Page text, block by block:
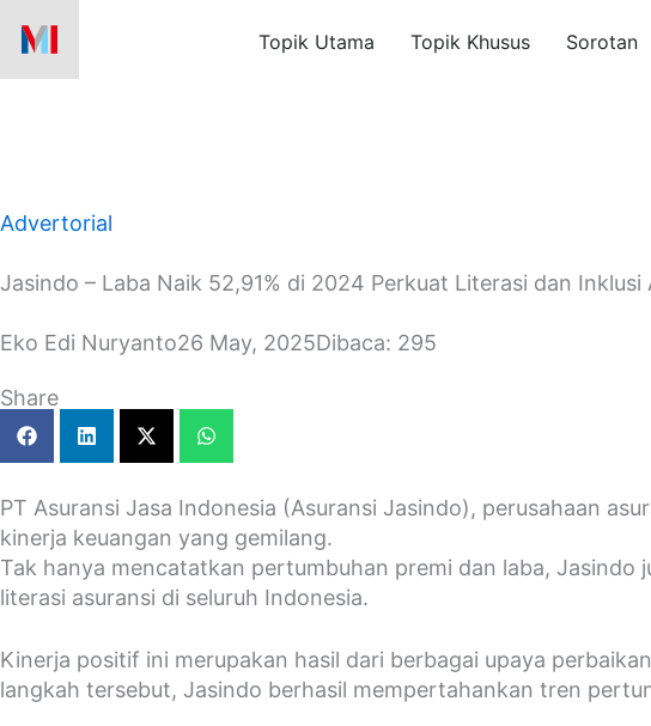
content
Topik Utama Topik Khusus Sorotan
Advertorial
Jasindo – Laba Naik 52,91% di 2024 Perkuat Literasi dan Inklusi
Eko Edi Nuryanto26 May, 2025Dibaca: 295
Share
PT Asuransi Jasa Indonesia (Asuransi Jasindo), perusahaan
kinerja keuangan yang gemilang.
Tak hanya mencatatkan pertumbuhan premi dan laba,
literasi asuransi di seluruh Indonesia.
Kinerja positif ini merupakan hasil dari berbagai upaya
langkah tersebut, Jasindo berhasil mempertahankan tren